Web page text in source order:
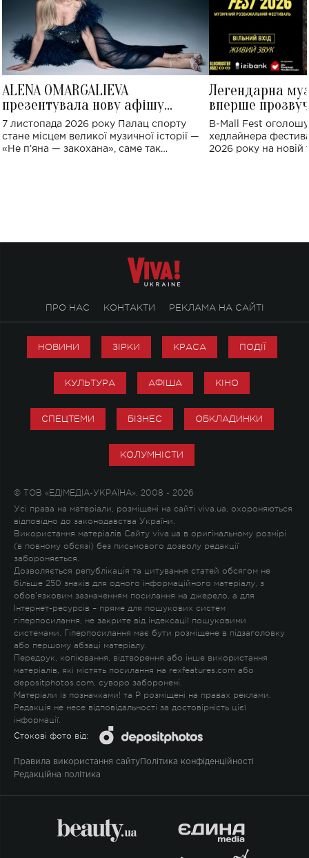
ALENA OMARGALIEVA
презентувала нову афішу
великого концерту в Палаці
спорту
7 листопада 2026 року Палац спорту
стане місцем великої музичної історії —
«Не пʼяна — закохана», саме так
Легендарна
вперше
Україні: де
B-Mall Fest
хедлайнера
2026 року на новій
ПРО НАС КОНТАКТИ РЕКЛАМА НА САЙТІ
НОВИНИ ЗІРКИ КРАСА ПОДІЇ
КУЛЬТУРА АФІША КІНО
СПЕЦТЕМИ БІЗНЕС ОБКЛАДИНКИ
КОЛУМНІСТИ
© ТОВ «ЕДІМЕДІА-УКРАЇНА», 2008 - 2026
Усі права на матеріали, розміщені на сайті viva.ua, охороняються
відповідно до законодавства України.
Використання матеріалів Сайту viva.ua в оригінальному розмірі
(в повному обсязі) без письмового дозволу редакції
забороняється.
Дозволяється републікація та цитування статей обсягом не
більше 250 знаків для одного інформаційного матеріалу, з
обов'язковим зазначенням посилання на джерело, а для
Інтернет-ресурсів – пряме для пошукових систем
гіперпосилання, не закрите від індексації пошуковими
системами. Гіперпосилання має бути розміщене в підзаголовку
або першому абзаці матеріалу.
Передрук, копіювання, відтворення або інше використання
матеріалів, які містять посилання на rexfeatures.com або
depositphotos.com, суворо заборонені.
Матеріали із позначками! та P розміщені на правах реклами.
Редакція не несе відповідальності за достовірність цієї
інформації.
Стокові фото від:
Правила використання сайту Політика конфіденційності
Редакційна політика